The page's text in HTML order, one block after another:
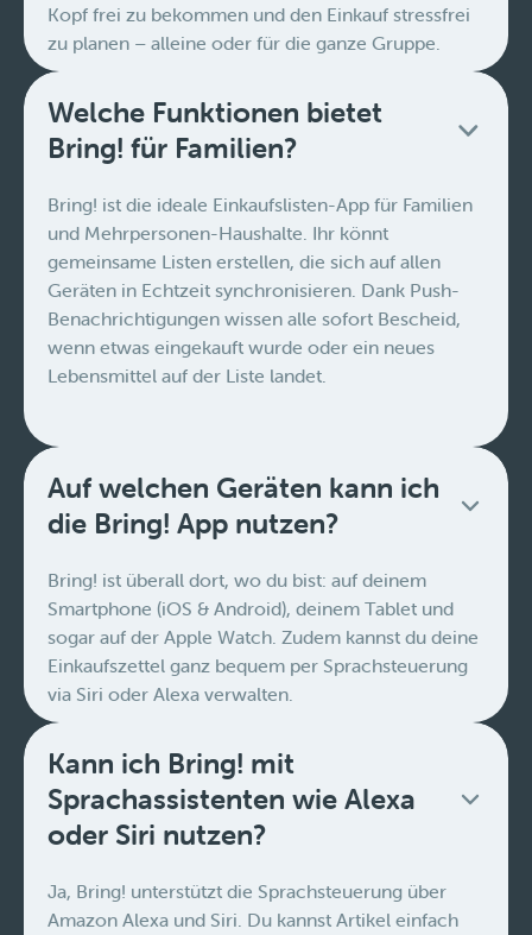
Kopf frei zu bekommen und den Einkauf stressfrei
zu planen – alleine oder für die ganze Gruppe.
Welche Funktionen bietet
Bring! für Familien?
Bring! ist die ideale Einkaufslisten-App für Familien
und Mehrpersonen-Haushalte. Ihr könnt
gemeinsame Listen erstellen, die sich auf allen
Geräten in Echtzeit synchronisieren. Dank Push-
Benachrichtigungen wissen alle sofort Bescheid,
wenn etwas eingekauft wurde oder ein neues
Lebensmittel auf der Liste landet.
Auf welchen Geräten kann ich
die Bring! App nutzen?
Bring! ist überall dort, wo du bist: auf deinem
Smartphone (iOS & Android), deinem Tablet und
sogar auf der Apple Watch. Zudem kannst du deine
Einkaufszettel ganz bequem per Sprachsteuerung
via Siri oder Alexa verwalten.
Kann ich Bring! mit
Sprachassistenten wie Alexa
oder Siri nutzen?
Ja, Bring! unterstützt die Sprachsteuerung über
Amazon Alexa und Siri. Du kannst Artikel einfach